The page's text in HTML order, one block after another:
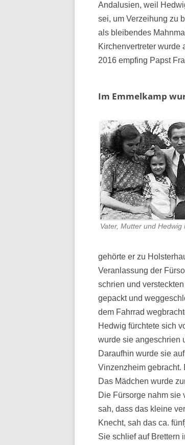
Andalusien, weil
sei, um Verzeihung zu
als bleibendes
Kirchenvertreter wurde
2016 empfing Papst
Im Emmelkamp
Vater, Mutter und Hedwig
gehörte er zu
Veranlassung der
schrien und
gepackt und
dem Fahrrad
Hedwig fürchtete sich
wurde sie angeschrien
Daraufhin wurde sie
Vinzenzheim gebracht.
Das Mädchen wurde
Die Fürsorge nahm sie
sah, dass das kleine
Knecht, sah das ca.
Sie schlief auf Brettern